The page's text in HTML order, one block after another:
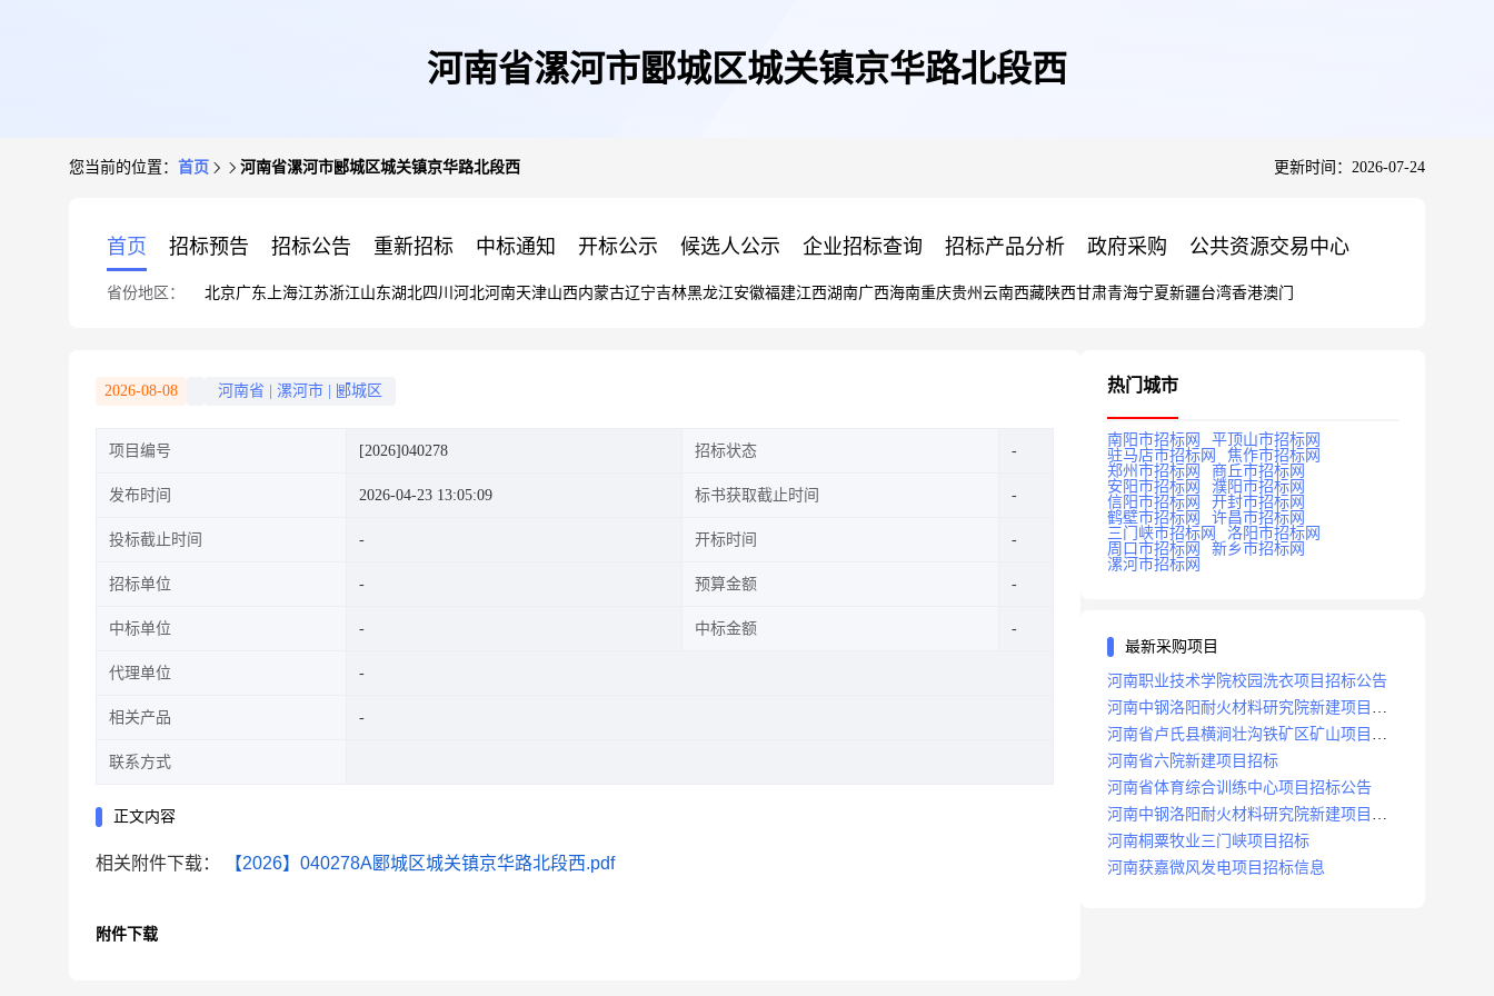
河南省漯河市郾城区城关镇京华路北段西
您当前的位置： 首页 河南省漯河市郾城区城关镇京华路北段西 更新时间：2026-07-24
首页 招标预告 招标公告 重新招标 中标通知 开标公示 候选人公示 企业招标查询 招标产品分析 政府采购 公共资源交易中心
省份地区： 北京广东 上海江苏浙江山东湖北四川 河北河南天津山西内蒙古辽宁吉林黑龙江安徽福建江西湖南广西海南重庆贵州 云南西藏陕西甘肃青海宁夏新疆台湾香港澳门
2026-08-08 河南省 漯河市 郾城区
项目编号 [2026]040278 招标状态
发布时间 2026-04-23 13:05:09 标书获取截止时间
投标截止时间 开标时间
招标单位 预算金额
中标单位 中标金额
代理单位
相关产品
联系方式
正文内容
相关附件下载： 【2026】040278A郾城区城关镇京华路北段西.pdf
附件下载
热门城市
南阳市招标网
平顶山市招标网
驻马店市招标网
焦作市招标网
郑州市招标网
商丘市招标网
安阳市招标网
濮阳市招标网
信阳市招标网
开封市招标网
鹤壁市招标网
许昌市招标网
三门峡市招标网
洛阳市招标网
周口市招标网
新乡市招标网
漯河市招标网
最新采购项目
河南职业技术学院校园洗衣项目招标公告
河南中钢洛阳耐火材料研究院新建项目招
标
河南省卢氏县横涧壮沟铁矿区矿山项目招
标公告
河南省六院新建项目招标
河南省体育综合训练中心项目招标公告
河南中钢洛阳耐火材料研究院新建项目招
标
河南桐粟牧业三门峡项目招标
河南获嘉微风发电项目招标信息